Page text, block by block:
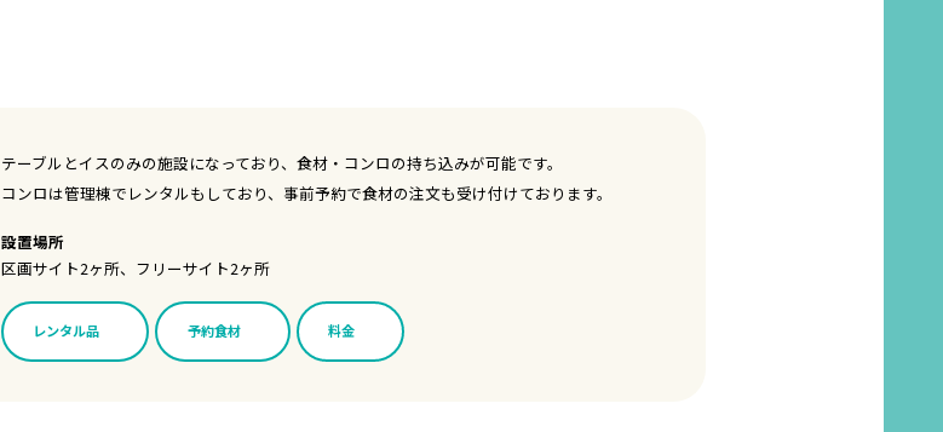
テーブルとイスのみの施設になっており、食材・コンロの持ち込みが可能です。
コンロは管理棟でレンタルもしており、事前予約で食材の注文も受け付けております。
設置場所
区画サイト2ヶ所、フリーサイト2ヶ所
レンタル品 予約食材 料金